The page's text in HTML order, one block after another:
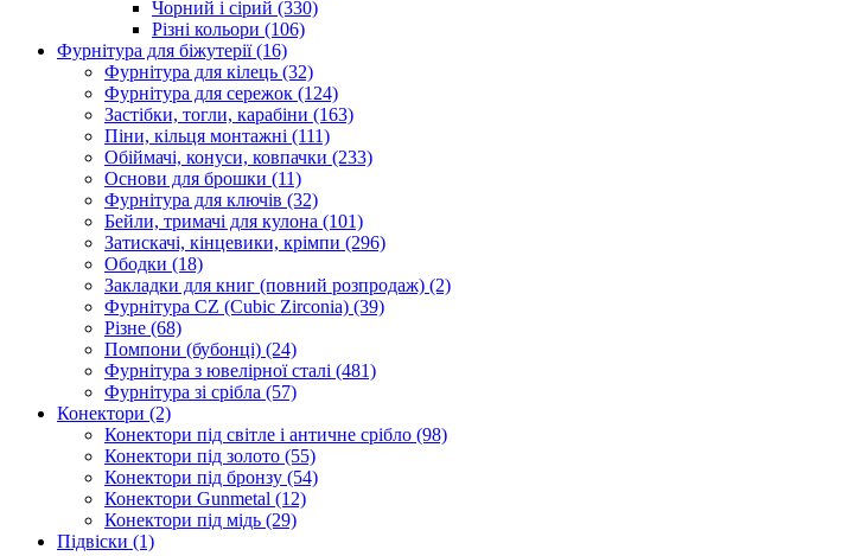
Чорний і сірий (330)
Різні кольори (106)
Фурнітура для біжутерії(16)
Фурнітура для кілець (32)
Фурнітура для сережок (124)
Застібки, тогли, карабіни (163)
Піни, кільця монтажні (111)
Обіймачі, конуси, ковпачки (233)
Основи для брошки (11)
Фурнітура для ключів (32)
Бейли, тримачі для кулона (101)
Затискачі, кінцевики, крімпи (296)
Ободки (18)
Закладки для книг (повний розпродаж) (2)
Фурнітура CZ (Cubic Zirconia) (39)
Різне (68)
Помпони (бубонці) (24)
Фурнітура з ювелірної сталі (481)
Фурнітура зі срібла (57)
Конектори (2)
Конектори під світле і античне срібло (98)
Конектори під золото (55)
Конектори під бронзу (54)
Конектори Gunmetal (12)
Конектори під мідь (29)
Підвіски (1)